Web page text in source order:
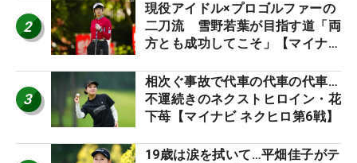
2
現役アイドル×プロゴルファーの
二刀流 雪野若葉が目指す道「両
方とも成功してこそ」【マイナビ
3
相次ぐ事故で代車の代車の代車…
不運続きのネクストヒロイン・花
下苺【マイナビ ネクヒロ第6戦】
19歳は涙を拭いて…平畑佳子がテ